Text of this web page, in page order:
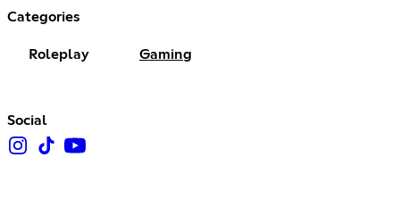
Categories
Roleplay Gaming
Social